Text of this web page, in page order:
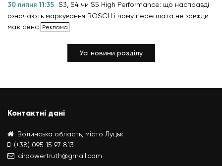
30 липня 11:35 S3, S4 чи S5 High Performance: що насправді
означають маркування BOSCH і чому переплата не завжди
має сенс
Усі новини розділу
Контактні дані
Волинська область, місто Луцьк
(+38) 095 15 97 813
cirpowertruth@gmail.com